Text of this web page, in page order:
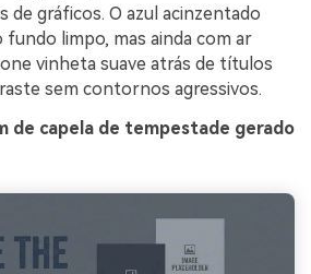
de gráficos. O azul acinzentado
limpo, mas ainda com ar
vinheta suave atrás de títulos
sem contornos agressivos.
de capela de tempestade gerado